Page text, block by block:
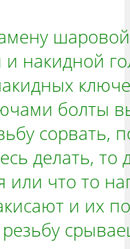
накидной
болты
сорвать,
делать, то
или что то
и их